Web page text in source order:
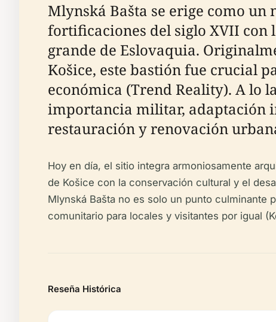
Mlynská Bašta se erige como
fortificaciones del siglo XVII con
grande de Eslovaquia.
Košice, este bastión fue crucial
económica (Trend Reality). A lo
importancia militar, adaptación
restauración y renovación
Hoy en día, el sitio integra armoniosamente
de Košice con la conservación cultural y el
Mlynská Bašta no es solo un punto culminante
comunitario para locales y visitantes por igual
Reseña Histórica